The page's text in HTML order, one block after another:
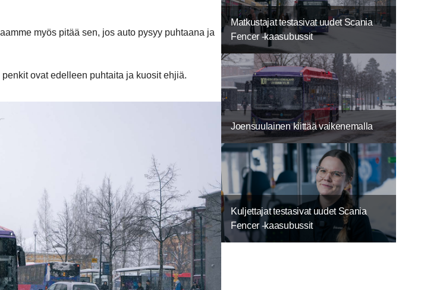
myös pitää sen, jos auto pysyy puhtaana ja
ovat edelleen puhtaita ja kuosit ehjiä.
Matkustajat testasivat uudet Scania
Fencer -kaasubussit
Joensuulainen kiittää vaikenemalla
Kuljettajat testasivat uudet Scania
Fencer -kaasubussit